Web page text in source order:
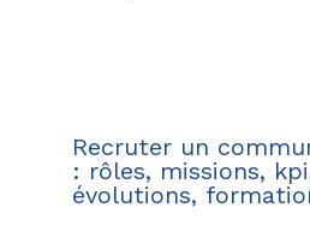
Recruter un
: rôles, missions,
évolutions,